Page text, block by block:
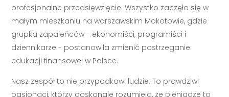
profesjonalne przedsięwzięcie. Wszystko zaczęło się w
małym mieszkaniu na warszawskim Mokotowie, gdzie
grupka zapaleńców - ekonomiści, programiści i
dziennikarze - postanowiła zmienić postrzeganie
edukacji finansowej w Polsce.
Nasz zespół to nie przypadkowi ludzie. To prawdziwi
pasjonaci, którzy doskonale rozumieją, że pieniądze to